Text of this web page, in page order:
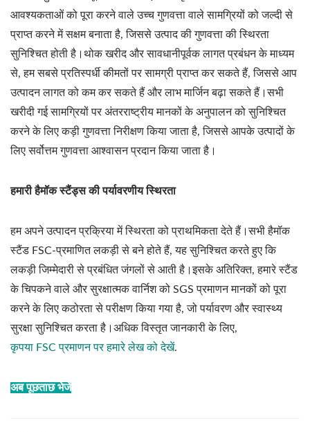
आवश्यकताओं को पूरा करने वाले उच्च गुणवत्ता वाले सामग्रियों को जल्दी से
प्राप्त करने में सक्षम बनाता है, जिससे उत्पाद की गुणवत्ता की स्थिरता
सुनिश्चित होती है।थोक खरीद और सावधानीपूर्वक लागत प्रबंधन के माध्यम
से, हम सबसे प्रतिस्पर्धी कीमतों पर सामग्री प्राप्त कर सकते हैं, जिससे आप
उत्पादन लागत को कम कर सकते हैं और लाभ मार्जिन बढ़ा सकते हैं।सभी
खरीदी गई सामग्रियों पर अंतरराष्ट्रीय मानकों के अनुपालन को सुनिश्चित
करने के लिए कड़ी गुणवत्ता निरीक्षण किया जाता है, जिससे आपके उत्पादों के
लिए सर्वोत्तम गुणवत्ता आश्वासन प्रदान किया जाता है।
हमारी हैमॉक स्टैंड्स की पर्यावरणीय स्थिरता
हम अपने उत्पादन प्रक्रिया में स्थिरता को प्राथमिकता देते हैं।सभी हैमॉक
स्टैंड FSC-प्रमाणित लकड़ी से बने होते हैं, यह सुनिश्चित करते हुए कि
लकड़ी जिम्मेदारी से प्रबंधित जंगलों से आती है।इसके अतिरिक्त, हमारे स्टैंड
के चिपकने वाले और सुरक्षात्मक वार्निश को SGS प्रमाणन मानकों को पूरा
करने के लिए कठोरता से परीक्षण किया गया है, जो पर्यावरण और स्वास्थ्य
सुरक्षा सुनिश्चित करता है।अधिक विस्तृत जानकारी के लिए,
कृपया FSC प्रमाणन पर हमारे लेख को देखें.
अब पूछताछ भेजें